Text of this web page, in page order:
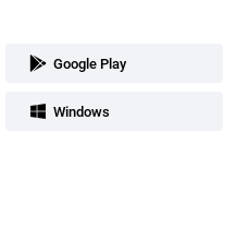
Google Play
Windows